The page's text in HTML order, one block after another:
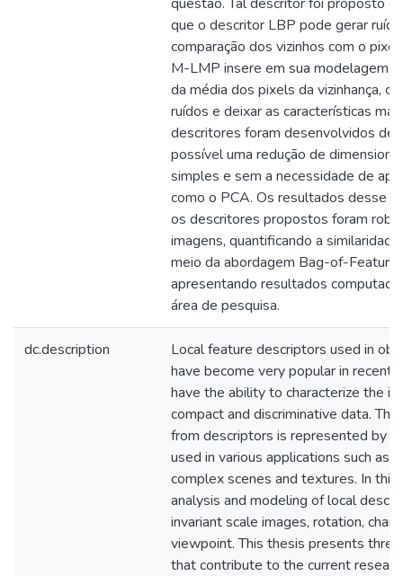
que o descritor LBP pode gerar
comparação dos vizinhos com o
M-LMP insere em sua modelagem
da média dos pixels da vizinhança,
ruídos e deixar as características
descritores foram desenvolvidos de
possível uma redução de
simples e sem a necessidade de
como o PCA. Os resultados desse
os descritores propostos foram
imagens, quantificando a
meio da abordagem Bag-of-
apresentando resultados
área de pesquisa.
dc.description
Local feature descriptors used in
have become very popular in recent
have the ability to characterize the
compact and discriminative data.
from descriptors is represented by
used in various applications such as
complex scenes and textures. In
analysis and modeling of local
invariant scale images, rotation,
viewpoint. This thesis presents
that contribute to the current